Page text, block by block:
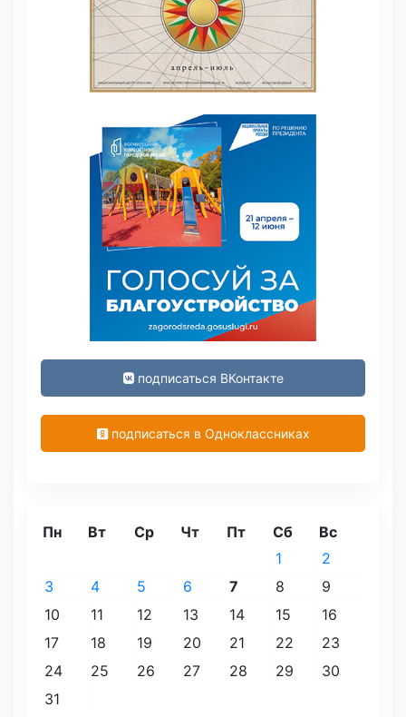
подписаться ВКонтакте
подписаться в Одноклассниках
Пн Вт Ср Чт Пт Сб
Вс
1
2
3
4 5 6 7 8
9
10
11 12 13 14 15
16
17
18 19 20 21 22
23
24
25 26 27 28 29
30
31